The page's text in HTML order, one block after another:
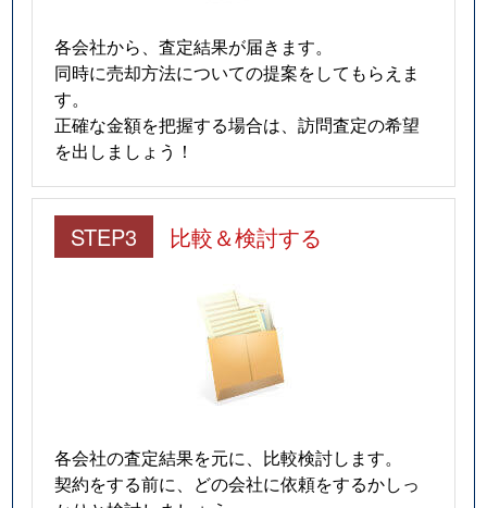
各会社から、査定結果が届きます。
同時に売却方法についての提案をしてもらえま
す。
正確な金額を把握する場合は、訪問査定の希望
を出しましょう！
STEP3 比較＆検討する
各会社の査定結果を元に、比較検討します。
契約をする前に、どの会社に依頼をするかしっ